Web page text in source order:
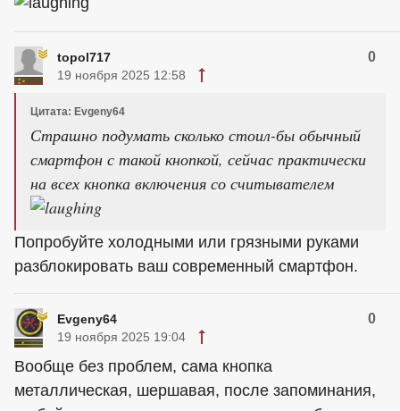
topol717 0
19 ноября 2025 12:58
Цитата: Evgeny64
Страшно подумать сколько стоил-бы обычный
смартфон с такой кнопкой, сейчас практически
на всех кнопка включения со считывателем
Попробуйте холодными или грязными руками
разблокировать ваш современный смартфон.
Evgeny64 0
19 ноября 2025 19:04
Вообще без проблем, сама кнопка
металлическая, шершавая, после запоминания,